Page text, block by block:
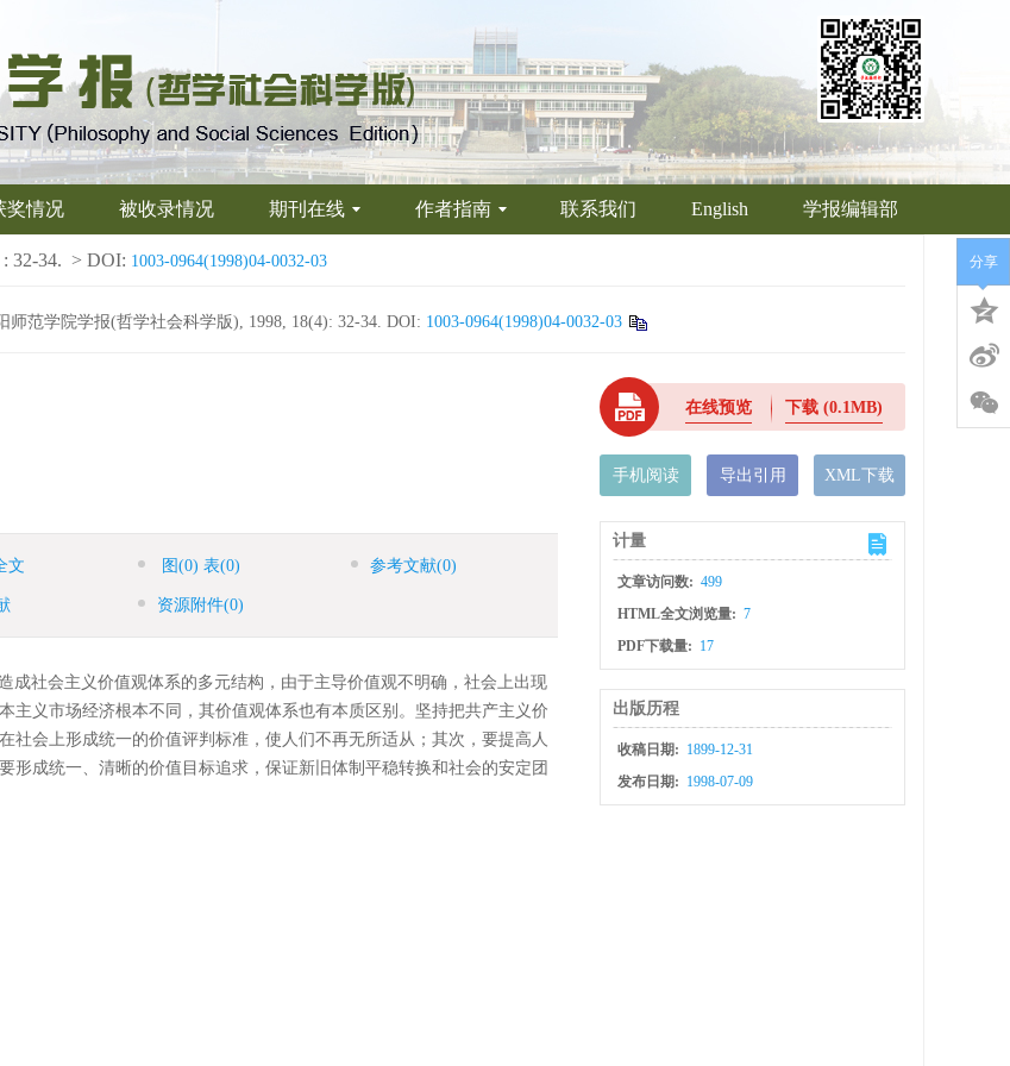
奖情况 被收录情况 期刊在线 作者指南 联系我们 English 学报编辑部
: 32-34. > DOI: 1003-0964(1998)04-0032-03
范学院学报(哲学社会科学版), 1998, 18(4): 32-34. DOI: 1003-0964(1998)04-0032-03
文 图 (0) 表(0) 参考文献(0)
资源附件(0)
成社会主义价值观体系的多元结构，由于主导价值观不明确，社会上出现
主义市场经济根本不同，其价值观体系也有本质区别。坚持把共产主义价
会上形成统一的价值评判标准，使人们不再无所适从；其次，要提高人
成统一、清晰的价值目标追求，保证新旧体制平稳转换和社会的安定团
在线预览 下载(0.1MB)
手机阅读 导出引用 XML下载
计量
文章访问数: 499
HTML全文浏览量: 7
PDF下载量: 17
出版历程
收稿日期: 1899-12-31
发布日期: 1998-07-09
分享